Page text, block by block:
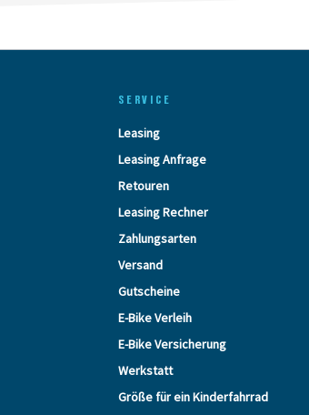
SERVICE
Leasing
Leasing Anfrage
Retouren
Leasing Rechner
Zahlungsarten
Versand
Gutscheine
E-Bike Verleih
E-Bike Versicherung
Werkstatt
Größe für ein Kinderfahrrad